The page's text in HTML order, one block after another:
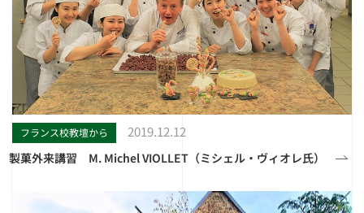
フランス校教壇から 2019.12.12
製菓外来講習 M. Michel VIOLLET（ミシェル・ヴィオレ氏）